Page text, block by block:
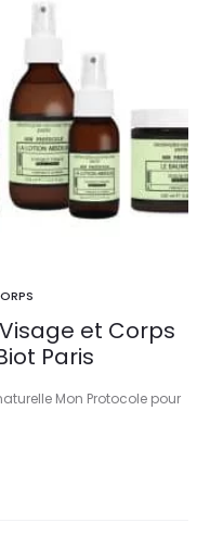
et Corps
Paris
Mon Protocole pour